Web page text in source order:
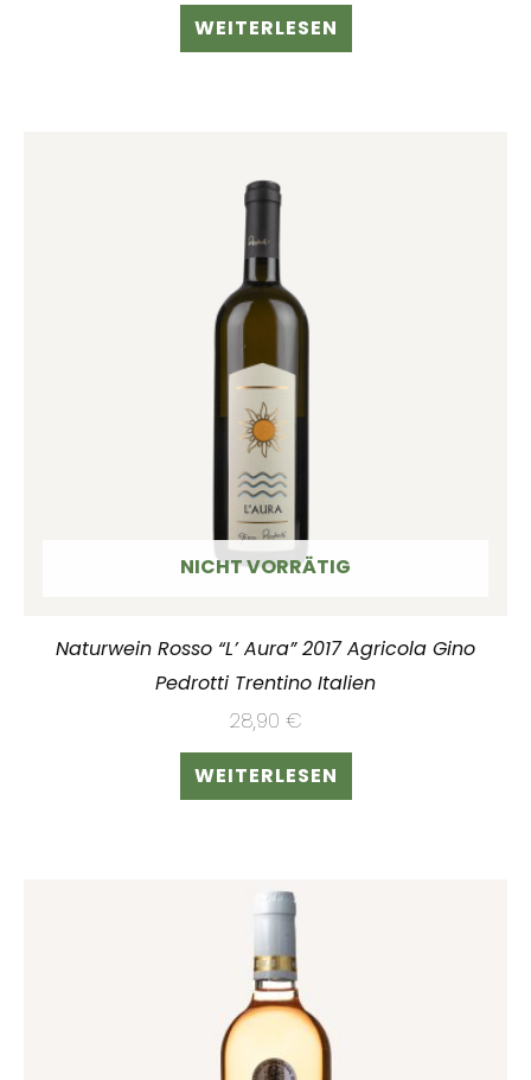
WEITERLESEN
NICHT VORRÄTIG
Naturwein Rosso “L’ Aura” 2017 Agricola Gino
Pedrotti Trentino Italien
28,90 €
WEITERLESEN